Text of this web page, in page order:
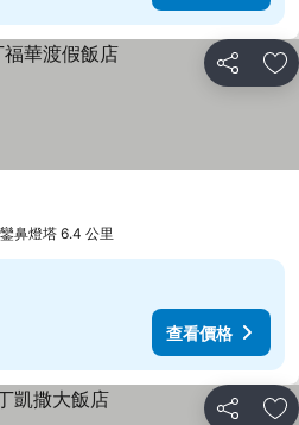
分享 加
鼻燈塔 6.4 公里
查看價格
分享